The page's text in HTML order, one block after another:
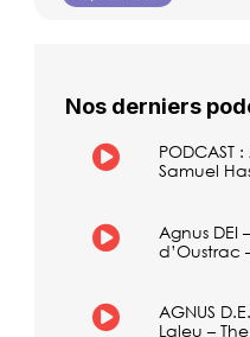
Nos derniers
PODCAST
Samuel
Agnus DEI
d’Oustrac
AGNUS
Laleu –